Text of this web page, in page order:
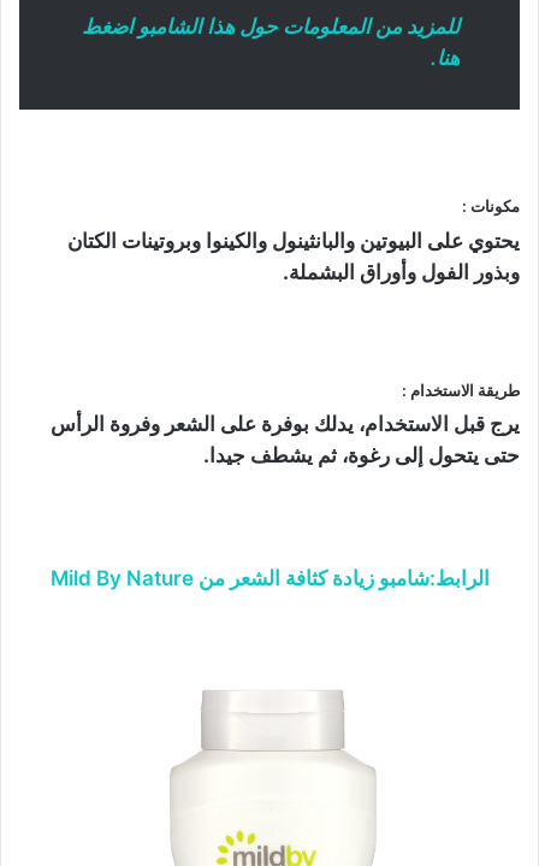
للمزيد من المعلومات حول هذا الشامبو اضغط
هنا.
مكونات :
يحتوي على البيوتين والبانثينول والكينوا وبروتينات الكتان
وبذور الفول وأوراق البشملة.
طريقة الاستخدام :
يرج قبل الاستخدام، يدلك بوفرة على الشعر وفروة الرأس
حتى يتحول إلى رغوة، ثم يشطف جيدا.
الرابط:شامبو زيادة كثافة الشعر من Mild By Nature